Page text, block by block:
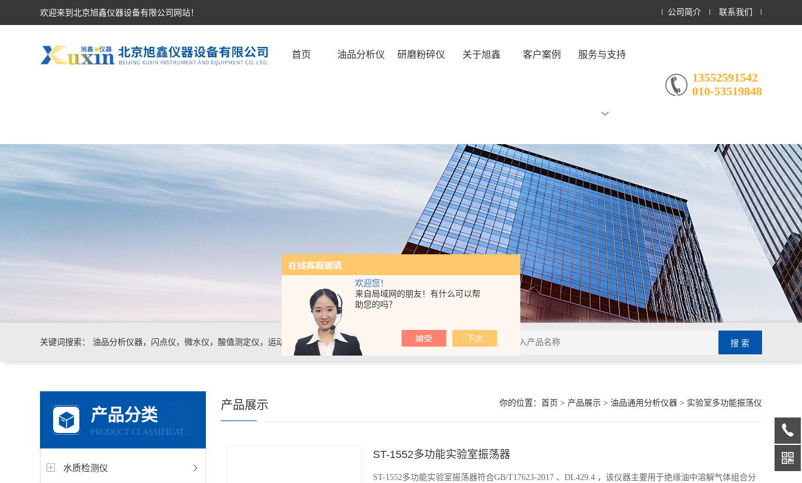
欢迎您！
来自局域网的朋友！有什么可以帮
助您的吗？
欢迎来到北京旭鑫仪器设备有限公司网站！ 公司简介 联系我们
首页 油品分析仪 研磨粉碎仪 关于旭鑫 客户案例 服务与支持
13552591542
010-53519848
关键词搜索： 油品分析仪器，闪点仪，微水仪，酸值测定仪，运动粘度测定仪、密度测定仪....等
产品分类
PRODUCT CLASSIFICATION
水质检测仪
你的位置： 首页 > 产品展示> 油品通用分析仪器> 实验室多功能振荡仪
产品展示
ST-1552多功能实验室振荡器
ST-1552多功能实验室振荡器符合GB/T17623-2017 、DL429.4 ，该仪器主要用于绝缘油中溶解气体组合分